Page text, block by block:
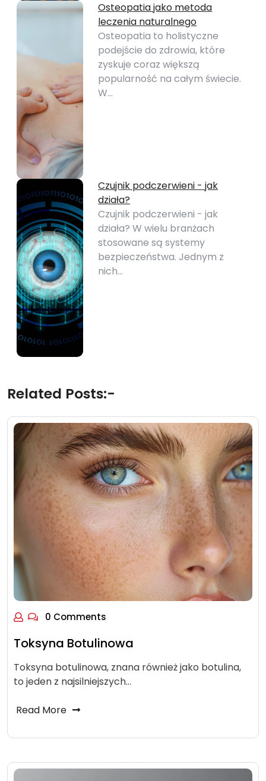
Osteopatia jako metoda
leczenia naturalnego
Osteopatia to holistyczne
podejście do zdrowia, które
zyskuje coraz większą
popularność na całym świecie.
W…
Czujnik podczerwieni - jak
działa?
Czujnik podczerwieni - jak
działa? W wielu branżach
stosowane są systemy
bezpieczeństwa. Jednym z
nich…
Related Posts:-
0 Comments
Toksyna Botulinowa
Toksyna botulinowa, znana również jako botulina,
to jeden z najsilniejszych…
Read More